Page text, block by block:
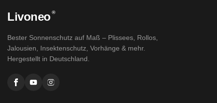
Livoneo ®
Bester Sonnenschutz auf Maß – Plissees, Rollos,
Jalousien, Insektenschutz, Vorhänge & mehr.
Hergestellt in Deutschland.